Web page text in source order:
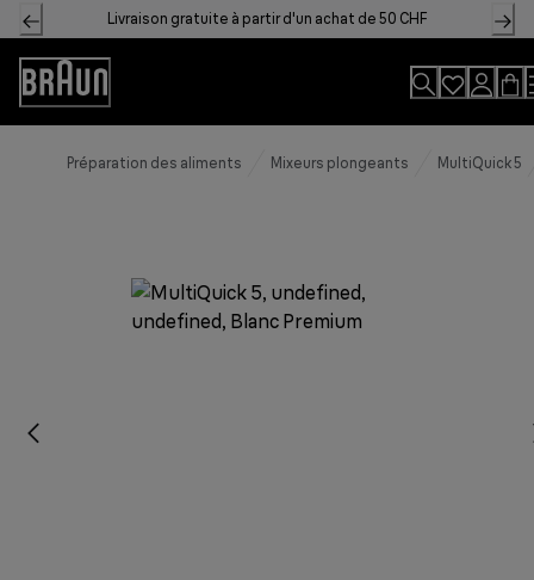
Skip
to
Content
Livraison gratuite à partir d'un achat de 50 CHF
Accessibility
Statement
Préparation des aliments Mixeurs plongeants MultiQuick 5